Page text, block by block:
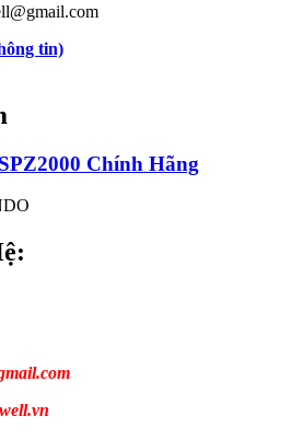
tin)
Chính Hãng